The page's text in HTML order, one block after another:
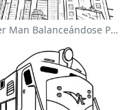
Spider Man Balanceándose Por La Ciudad Para Colorear